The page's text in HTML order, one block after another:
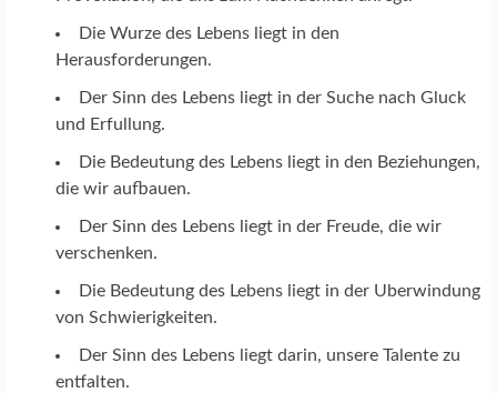
Die Wurze des Lebens liegt in den
Herausforderungen.
Der Sinn des Lebens liegt in der Suche nach Gluck
und Erfullung.
Die Bedeutung des Lebens liegt in den Beziehungen,
die wir aufbauen.
Der Sinn des Lebens liegt in der Freude, die wir
verschenken.
Die Bedeutung des Lebens liegt in der Uberwindung
von Schwierigkeiten.
Der Sinn des Lebens liegt darin, unsere Talente zu
entfalten.